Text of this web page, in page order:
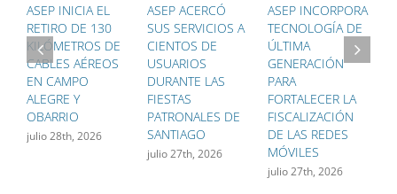
ASEP INICIA EL
RETIRO DE 130
KILÓMETROS DE
CABLES AÉREOS
EN CAMPO
ALEGRE Y
OBARRIO
julio 28th, 2026
ASEP ACERCÓ
SUS SERVICIOS A
CIENTOS DE
USUARIOS
DURANTE LAS
FIESTAS
PATRONALES DE
SANTIAGO
julio 27th, 2026
ASEP INCORPORA
TECNOLOGÍA DE
ÚLTIMA
GENERACIÓN
PARA
FORTALECER LA
FISCALIZACIÓN
DE LAS REDES
MÓVILES
julio 27th, 2026